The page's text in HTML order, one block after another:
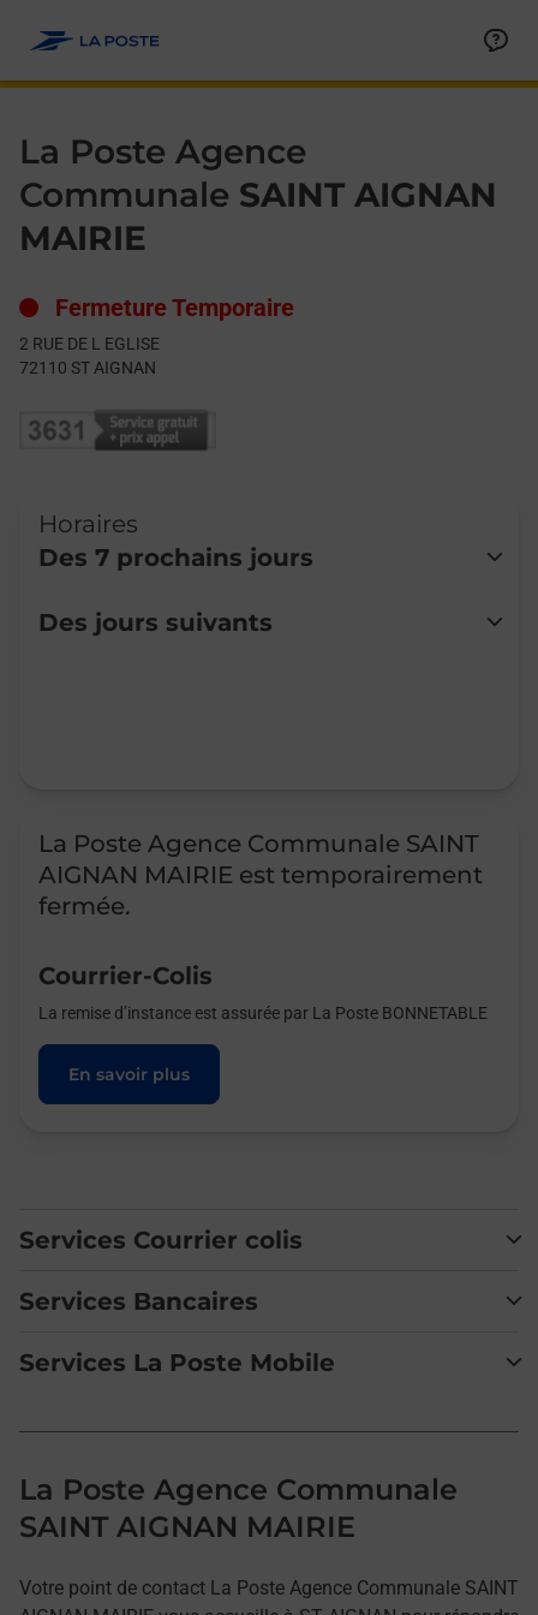
La Poste Agence
Communale SAINT AIGNAN
MAIRIE
Fermeture Temporaire
2 RUE DE L EGLISE
72110 ST AIGNAN
Horaires
Des 7 prochains jours
Lundi
Fermé
Des jours suivants
La Poste Agence Communale SAINT
AIGNAN MAIRIE est temporairement
fermée.
Courrier-Colis
La remise d’instance est assurée par La Poste BONNETABLE
En savoir plus
Services Courrier colis
Services Bancaires
Services La Poste Mobile
La Poste Agence Communale
SAINT AIGNAN MAIRIE
Votre point de contact La Poste Agence Communale SAINT